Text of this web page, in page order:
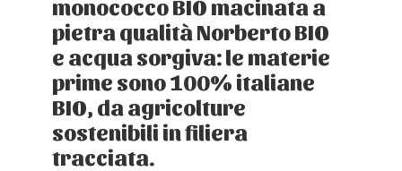
monococco BIO macinata a
pietra qualità Norberto BIO
e acqua sorgiva: le materie
prime sono 100% italiane
BIO, da agricolture
sostenibili in filiera
tracciata.